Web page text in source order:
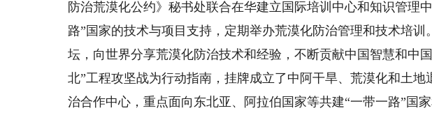
防治荒漠化公约》秘书处联合在华建立国际培训中心和知识管理
路”国家的技术与项目支持，定期举办荒漠化防治管理和技术培
坛，向世界分享荒漠化防治技术和经验，不断贡献中国智慧和中
北”工程攻坚战为行动指南，挂牌成立了中阿干旱、荒漠化和土
治合作中心，重点面向东北亚、阿拉伯国家等共建“一带一路”国